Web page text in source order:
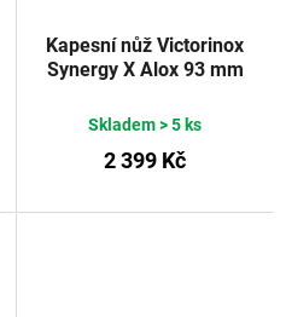
Kapesní nůž Victorinox
Synergy X Alox 93 mm
Skladem> 5 ks
2 399 Kč